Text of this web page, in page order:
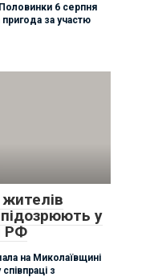
6 серпня
за участю
у
РФ
на Миколаївщині
з